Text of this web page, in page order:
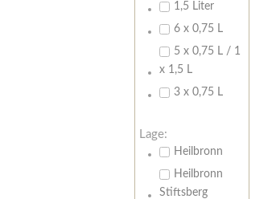
1,5 Liter
6 x 0,75 L
5 x 0,75 L / 1
x 1,5 L
3 x 0,75 L
Lage:
Heilbronn
Heilbronn
Stiftsberg